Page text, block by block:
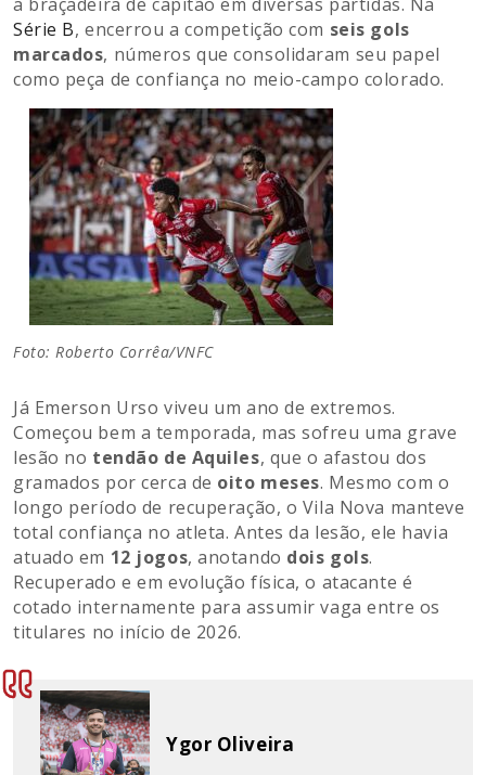
Série B, encerrou a competição com seis gols
marcados, números que consolidaram seu papel
como peça de confiança no meio-campo colorado.
Foto: Roberto Corrêa/VNFC
Já Emerson Urso viveu um ano de extremos.
Começou bem a temporada, mas sofreu uma grave
lesão no tendão de Aquiles, que o afastou dos
gramados por cerca de oito meses. Mesmo com o
longo período de recuperação, o Vila Nova manteve
total confiança no atleta. Antes da lesão, ele havia
atuado em 12 jogos, anotando dois gols.
Recuperado e em evolução física, o atacante é
cotado internamente para assumir vaga entre os
titulares no início de 2026.
Ygor Oliveira